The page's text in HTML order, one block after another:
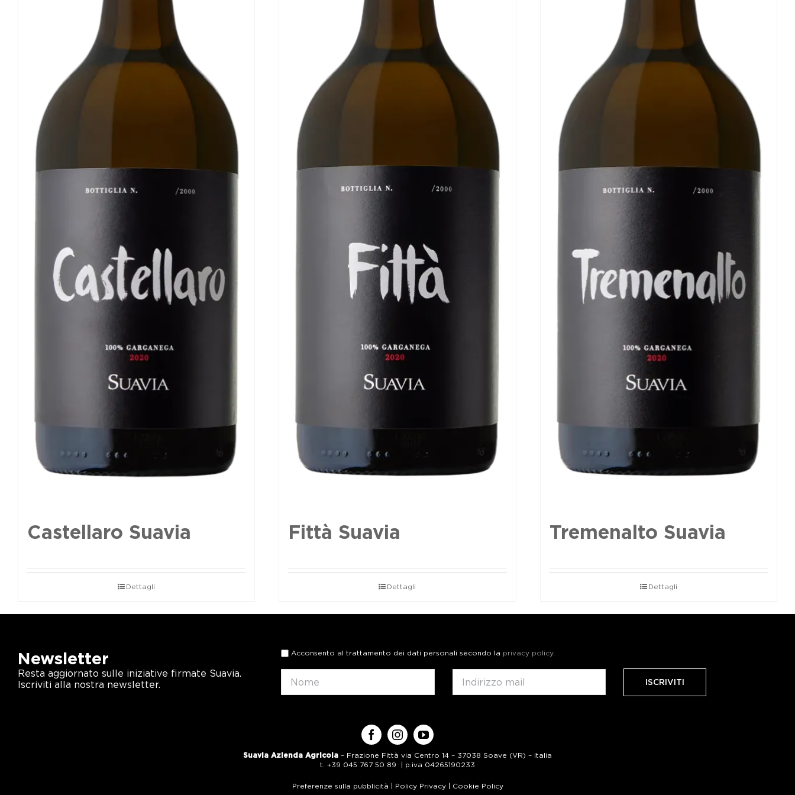
Castellaro Suavia
Dettagli
Fittà Suavia
Dettagli
Tremenalto Suavia
Dettagli
Newsletter
Resta aggiornato sulle iniziative firmate Suavia.
Iscriviti alla nostra newsletter.
Acconsento al trattamento dei dati personali secondo la privacy policy.
Suavia Azienda Agricola – Frazione Fittà via Centro 14 – 37038 Soave (VR) – Italia
t. +39 045 767 50 89 | p.iva 04265190233
Preferenze sulla pubblicità | Policy Privacy| Cookie Policy